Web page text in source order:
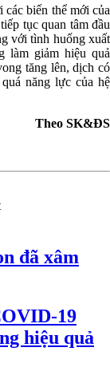
biến thể mới của
tục quan tâm đầu
với tình huống xuất
làm giảm hiệu quả
tăng lên, dịch có
năng lực của hệ
Theo SK&ĐS
đã xâm
19
hiệu quả